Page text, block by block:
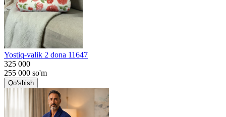
Yostiq-valik 2 dona 11647
325 000
255 000 so'm
Qo‘shish